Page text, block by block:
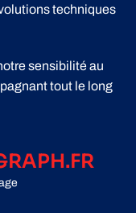
techniques
sensibilité au
tout le long